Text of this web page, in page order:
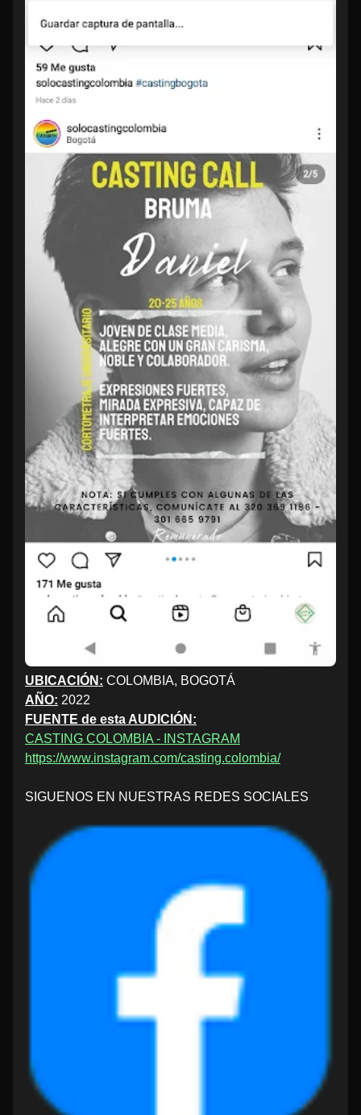
UBICACIÓN: COLOMBIA, BOGOTÁ
AÑO: 2022
FUENTE de esta AUDICIÓN:
CASTING COLOMBIA - INSTAGRAM
https://www.instagram.com/casting.colombia/
SIGUENOS EN NUESTRAS REDES SOCIALES